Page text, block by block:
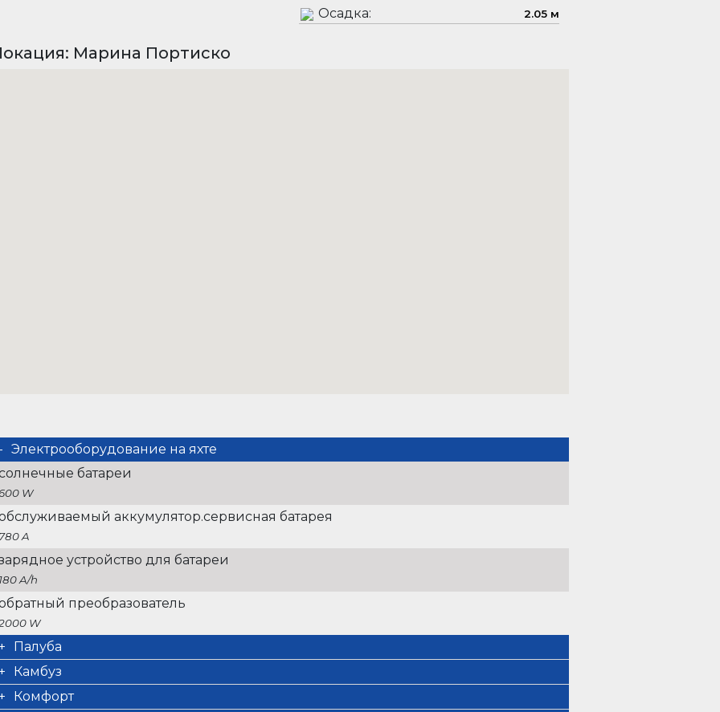
Осадка: 2.05 м
Марина Портиско
Электрооборудование на яхте
батареи
W
аккумулятор.сервисная батарея
A
устройство для батареи
A/h
преобразователь
W
Палуба
35 kg
Камбуз
Комфорт